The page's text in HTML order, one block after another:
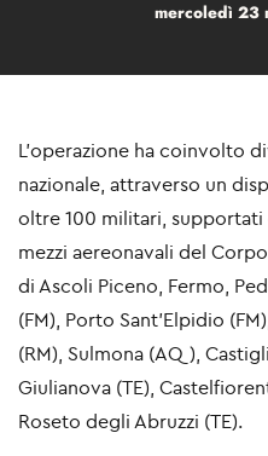
mercoledì 23
L'operazione ha coinvolto
nazionale, attraverso un
oltre 100 militari, supportati
mezzi aereonavali del
di Ascoli Piceno, Fermo,
(FM), Porto Sant’Elpidio
(RM), Sulmona (AQ),
Giulianova (TE),
Roseto degli Abruzzi (TE).